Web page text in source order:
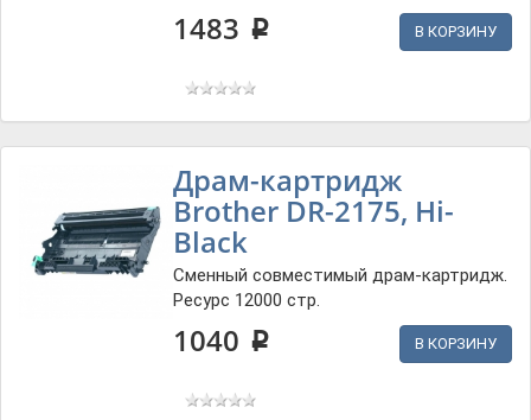
1483 p В КОРЗИНУ
Драм-картридж
Brother DR-2175, Hi-
Black
Сменный совместимый драм-картридж.
Ресурс 12000 стр.
1040 p В КОРЗИНУ